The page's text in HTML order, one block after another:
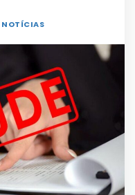
NOTÍCIAS